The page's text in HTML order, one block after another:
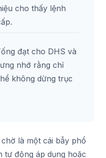
cho thấy lệnh
đạt cho DHS và
nhớ rằng chỉ
không dừng trục
là một cái bẫy phổ
tự động áp dụng hoặc